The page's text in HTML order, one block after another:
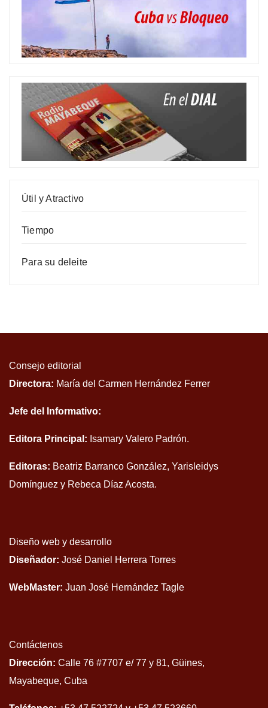
Útil y Atractivo
Tiempo
Para su deleite
Consejo editorial
Directora: María del Carmen Hernández Ferrer
Jefe del Informativo:
Editora Principal: Isamary Valero Padrón.
Editoras: Beatriz Barranco González, Yarisleidys
Domínguez y Rebeca Díaz Acosta.
Diseño web y desarrollo
Diseñador: José Daniel Herrera Torres
WebMaster: Juan José Hernández Tagle
Contáctenos
Dirección: Calle 76 #7707 e/ 77 y 81, Güines,
Mayabeque, Cuba